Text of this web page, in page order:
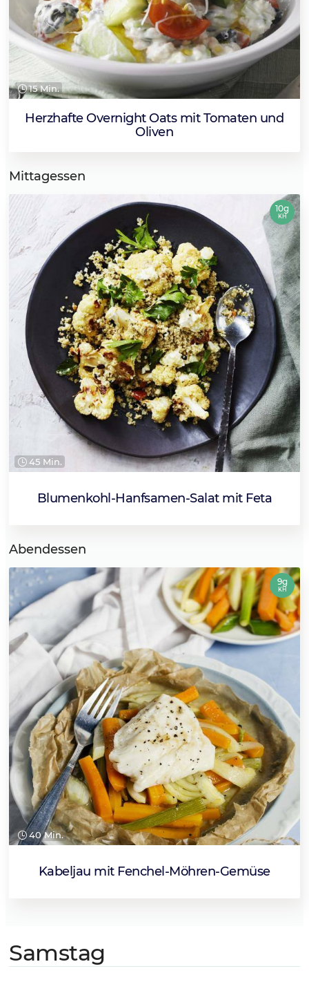
15 Min.
Herzhafte Overnight Oats mit Tomaten und
Oliven
Mittagessen
45 Min.
Blumenkohl-Hanfsamen-Salat mit Feta
10g
KH
Abendessen
40 Min.
Kabeljau mit Fenchel-Möhren-Gemüse
9g
KH
Samstag